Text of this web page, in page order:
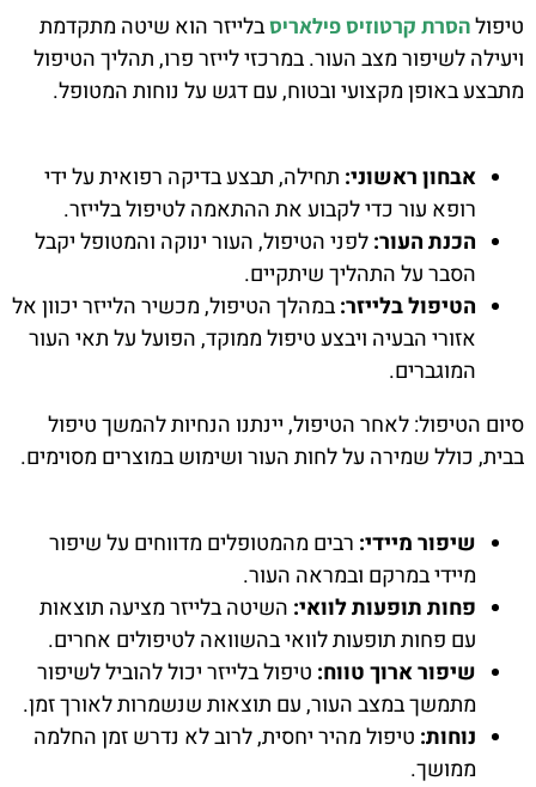
טיפולהסרת קרטוזיס פילאריסבלייזר הוא שיטה מתקדמת
ויעילה לשיפור מצב העור. במרכזי לייזר פרו, תהליך הטיפול
מתבצע באופן מקצועי ובטוח, עם דגש על נוחות המטופל.
אבחון ראשוני: תחילה, תבצע בדיקה רפואית על ידי
רופא עור כדי לקבוע את ההתאמה לטיפול בלייזר.
הכנת העור:לפני הטיפול, העור ינוקה והמטופל יקבל
הסבר על התהליך שיתקיים.
הטיפול בלייזר:במהלך הטיפול, מכשיר הלייזר יכוון אל
אזורי הבעיה ויבצע טיפול ממוקד, הפועל על תאי העור
המוגברים.
סיום הטיפול: לאחר הטיפול, יינתנו הנחיות להמשך טיפול
בבית, כולל שמירה על לחות העור ושימוש במוצרים מסוימים.
שיפור מיידי: רבים מהמטופלים מדווחים על שיפור
מיידי במרקם ובמראה העור.
פחות תופעות לוואי: השיטה בלייזר מציעה תוצאות
עם פחות תופעות לוואי בהשוואה לטיפולים אחרים.
שיפור ארוך טווח: טיפול בלייזר יכול להוביל לשיפור
מתמשך במצב העור, עם תוצאות שנשמרות לאורך זמן.
נוחות: טיפול מהיר יחסית, לרוב לא נדרש זמן החלמה
ממושך.